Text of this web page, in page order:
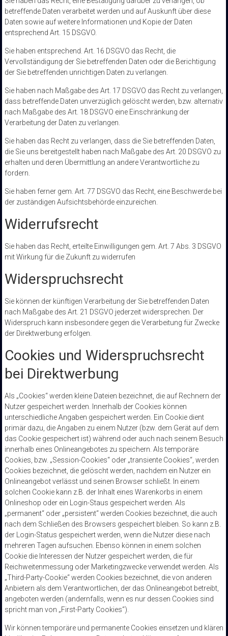
betreffende Daten verarbeitet werden und auf Auskunft über diese
Daten sowie auf weitere Informationen und Kopie der Daten
entsprechend Art. 15 DSGVO.
Sie haben entsprechend. Art. 16 DSGVO das Recht, die
Vervollständigung der Sie betreffenden Daten oder die Berichtigung
der Sie betreffenden unrichtigen Daten zu verlangen.
Sie haben nach Maßgabe des Art. 17 DSGVO das Recht zu verlangen,
dass betreffende Daten unverzüglich gelöscht werden, bzw. alternativ
nach Maßgabe des Art. 18 DSGVO eine Einschränkung der
Verarbeitung der Daten zu verlangen.
Sie haben das Recht zu verlangen, dass die Sie betreffenden Daten,
die Sie uns bereitgestellt haben nach Maßgabe des Art. 20 DSGVO zu
erhalten und deren Übermittlung an andere Verantwortliche zu
fordern.
Sie haben ferner gem. Art. 77 DSGVO das Recht, eine Beschwerde bei
der zuständigen Aufsichtsbehörde einzureichen.
Widerrufsrecht
Sie haben das Recht, erteilte Einwilligungen gem. Art. 7 Abs. 3 DSGVO
mit Wirkung für die Zukunft zu widerrufen
Widerspruchsrecht
Sie können der künftigen Verarbeitung der Sie betreffenden Daten
nach Maßgabe des Art. 21 DSGVO jederzeit widersprechen. Der
Widerspruch kann insbesondere gegen die Verarbeitung für Zwecke
der Direktwerbung erfolgen.
Cookies und Widerspruchsrecht
bei Direktwerbung
Als „Cookies“ werden kleine Dateien bezeichnet, die auf Rechnern der
Nutzer gespeichert werden. Innerhalb der Cookies können
unterschiedliche Angaben gespeichert werden. Ein Cookie dient
primär dazu, die Angaben zu einem Nutzer (bzw. dem Gerät auf dem
das Cookie gespeichert ist) während oder auch nach seinem Besuch
innerhalb eines Onlineangebotes zu speichern. Als temporäre
Cookies, bzw. „Session-Cookies“ oder „transiente Cookies“, werden
Cookies bezeichnet, die gelöscht werden, nachdem ein Nutzer ein
Onlineangebot verlässt und seinen Browser schließt. In einem
solchen Cookie kann z.B. der Inhalt eines Warenkorbs in einem
Onlineshop oder ein Login-Staus gespeichert werden. Als
„permanent“ oder „persistent“ werden Cookies bezeichnet, die auch
nach dem Schließen des Browsers gespeichert bleiben. So kann z.B.
der Login-Status gespeichert werden, wenn die Nutzer diese nach
mehreren Tagen aufsuchen. Ebenso können in einem solchen
Cookie die Interessen der Nutzer gespeichert werden, die für
Reichweitenmessung oder Marketingzwecke verwendet werden. Als
„Third-Party-Cookie“ werden Cookies bezeichnet, die von anderen
Anbietern als dem Verantwortlichen, der das Onlineangebot betreibt,
angeboten werden (andernfalls, wenn es nur dessen Cookies sind
spricht man von „First-Party Cookies“).
Wir können temporäre und permanente Cookies einsetzen und klären